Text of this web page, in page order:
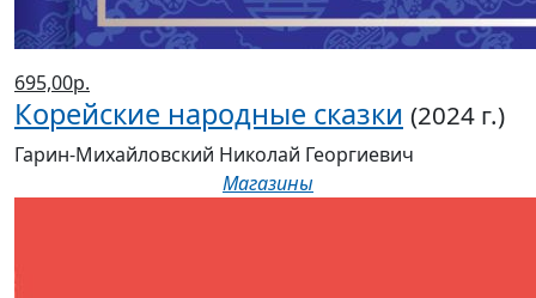
695,00р.
Корейские народные сказки (2024 г.)
Гарин-Михайловский Николай Георгиевич
Магазины